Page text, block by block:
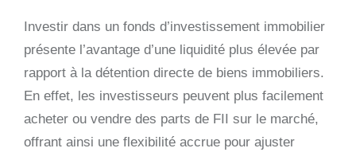
Investir dans un fonds d’investissement immobilier
présente l’avantage d’une liquidité plus élevée par
rapport à la détention directe de biens immobiliers.
En effet, les investisseurs peuvent plus facilement
acheter ou vendre des parts de FII sur le marché,
offrant ainsi une flexibilité accrue pour ajuster